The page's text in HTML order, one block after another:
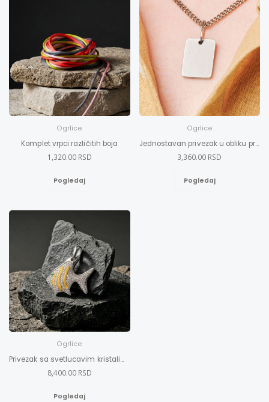
Ogrlice
Komplet vrpci različitih boja
1,320.00 RSD
Pogledaj
Ogrlice
Jednostavan privezak u obliku pravougaonika
3,360.00 RSD
Pogledaj
Ogrlice
Privezak sa svetlucavim kristalima u obliku ribe
8,400.00 RSD
Pogledaj